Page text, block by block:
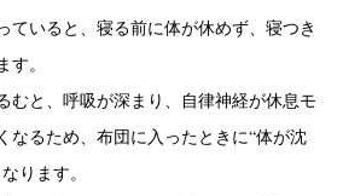
ていると、寝る前に体が休めず、寝つき
。
むと、呼吸が深まり、自律神経が休息モ
なるため、布団に入ったときに“体が沈
ります。